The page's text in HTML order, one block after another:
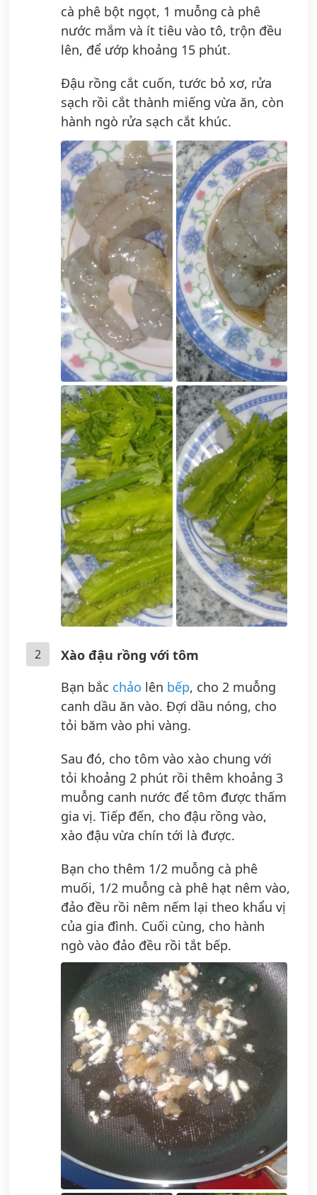
cà phê bột ngọt, 1 muỗng cà phê
nước mắm và ít tiêu vào tô, trộn đều
lên, để ướp khoảng 15 phút.
Đậu rồng cắt cuốn, tước bỏ xơ, rửa
sạch rồi cắt thành miếng vừa ăn, còn
hành ngò rửa sạch cắt khúc.
2
Xào đậu rồng với tôm
Bạn bắc chảo lên bếp, cho 2 muỗng
canh dầu ăn vào. Đợi dầu nóng, cho
tỏi băm vào phi vàng.
Sau đó, cho tôm vào xào chung với
tỏi khoảng 2 phút rồi thêm khoảng 3
muỗng canh nước để tôm được thấm
gia vị. Tiếp đến, cho đậu rồng vào,
xào đậu vừa chín tới là được.
Bạn cho thêm 1/2 muỗng cà phê
muối, 1/2 muỗng cà phê hạt nêm vào,
đảo đều rồi nêm nếm lại theo khẩu vị
của gia đình. Cuối cùng, cho hành
ngò vào đảo đều rồi tắt bếp.